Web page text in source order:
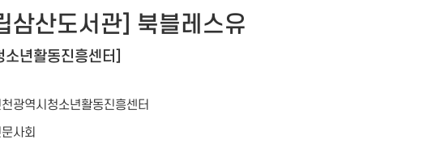
삼산도서관] 북블레스유
소년활동진흥센터]
광역시청소년활동진흥센터
사회